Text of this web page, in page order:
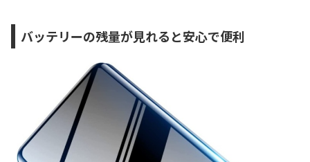
バッテリーの残量が見れると安心で便利